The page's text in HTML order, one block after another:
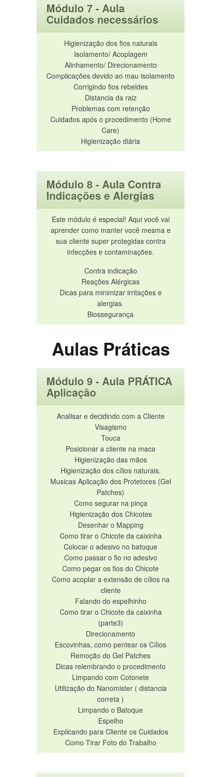
Módulo 7 - Aula
Cuidados necessários
Higienização dos fios naturais
Isolamento/ Acoplagem
Alinhamento/ Direcionamento
Complicações devido ao mau isolamento
Corrigindo fios rebeldes
Distancia da raiz
Problemas com retenção
Cuidados após o procedimento (Home
Care)
Higienização diária
Módulo 8 - Aula Contra
Indicações e Alergias
Este módulo é especial! Aqui você vai
aprender como manter você mesma e
sua cliente super protegidas contra
infecções e contaminações.
Contra indicação
Reações Alérgicas
Dicas para minimizar irritações e
alergias.
Biossegurança
Aulas Práticas
Módulo 9 - Aula PRÁTICA
Aplicação
Analisar e decidindo com a Cliente
Visagismo
Touca
Posicionar a cliente na maca
Higienização das mãos
Higienização dos cílios naturais.
Musicas Aplicação dos Protetores (Gel
Patches)
Como segurar na pinça
Higienização dos Chicotes
Desenhar o Mapping
Como tirar o Chicote da caixinha
Colocar o adesivo no batoque
Como passar o fio no adesivo
Como pegar os fios do Chicote
Como acoplar a extensão de cílios na
cliente
Falando do espelhinho
Como tirar o Chicote da caixinha
(parte3)
Direcionamento
Escovinhas, como pentear os Cílios
Remoção do Gel Patches
Dicas relembrando o procedimento
Limpando com Cotonete
Utilização do Nanomister ( distancia
correta )
Limpando o Batoque
Espelho
Explicando para Cliente os Cuidados
Como Tirar Foto do Trabalho